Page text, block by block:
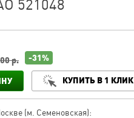
521048
р. -31%
КУПИТЬ В 1 КЛИК
(м. Семеновская):